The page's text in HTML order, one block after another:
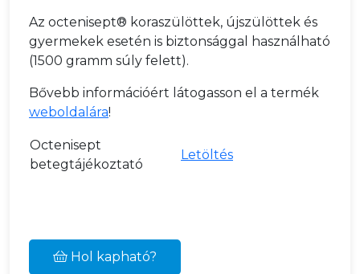
Az octenisept® koraszülöttek, újszülöttek és
gyermekek esetén is biztonsággal használható
(1500 gramm súly felett).
Bővebb információért látogasson el a termék
weboldalára!
Octenisept
betegtájékoztató
Letöltés
Hol kapható?